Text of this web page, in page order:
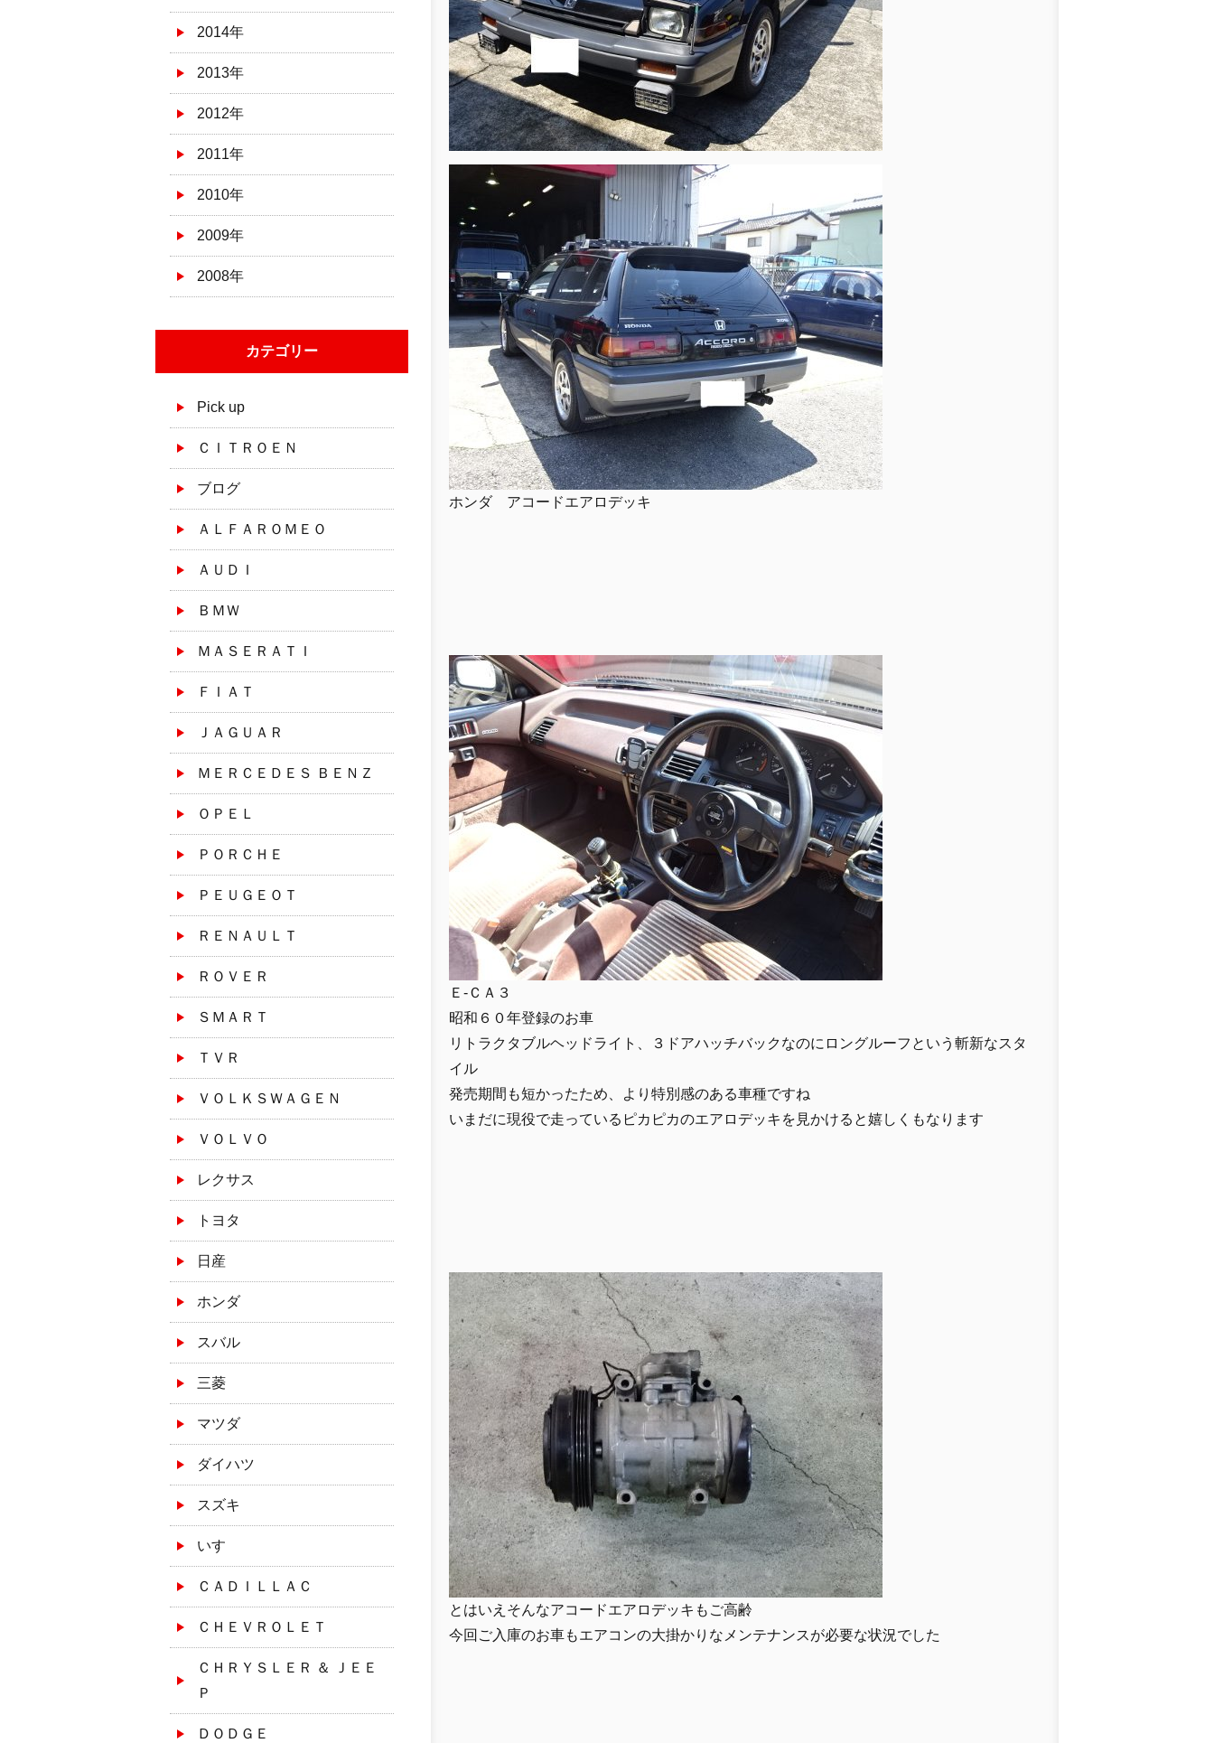
2014年
2013年
2012年
2011年
2010年
2009年
2008年
カテゴリー
Pick up
ＣＩＴＲＯＥＮ
ブログ
ＡＬＦＡＲＯＭＥＯ
ＡＵＤＩ
ＢＭＷ
ＭＡＳＥＲＡＴＩ
ＦＩＡＴ
ＪＡＧＵＡＲ
ＭＥＲＣＥＤＥＳ ＢＥＮＺ
ＯＰＥＬ
ＰＯＲＣＨＥ
ＰＥＵＧＥＯＴ
ＲＥＮＡＵＬＴ
ＲＯＶＥＲ
ＳＭＡＲＴ
ＴＶＲ
ＶＯＬＫＳＷＡＧＥＮ
ＶＯＬＶＯ
レクサス
トヨタ
日産
ホンダ
スバル
三菱
マツダ
ダイハツ
スズキ
いすゞ
ＣＡＤＩＬＬＡＣ
ＣＨＥＶＲＯＬＥＴ
ＣＨＲＹＳＬＥＲ ＆ ＪＥＥ
Ｐ
ＤＯＤＧＥ
ホンダ アコードエアロデッキ
Ｅ-ＣＡ３
昭和６０年登録のお車
リトラクタブルヘッドライト、３ドアハッチバックなのにロングルーフという斬新なスタ
イル
発売期間も短かったため、より特別感のある車種ですね
いまだに現役で走っているピカピカのエアロデッキを見かけると嬉しくもなります
とはいえそんなアコードエアロデッキもご高齢
今回ご入庫のお車もエアコンの大掛かりなメンテナンスが必要な状況でした